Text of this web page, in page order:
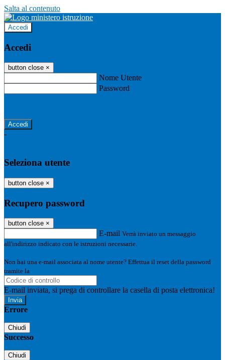
Salta al contenuto
Accedi
Accedi
button close ×
Nome Utente
Password
-
Seleziona utente
button close ×
Recupero password
button close ×
E-mail Verrà inviato un messaggio
all'indirizzo indicato con le istruzioni necessarie.
Non hai una e-mail associata al nome utente? Effettua il reset della password
tramite la
E-mail inviata, si prega di controllare la casella di posta elettronica!
Errore
Chiudi
Successo
Chiudi